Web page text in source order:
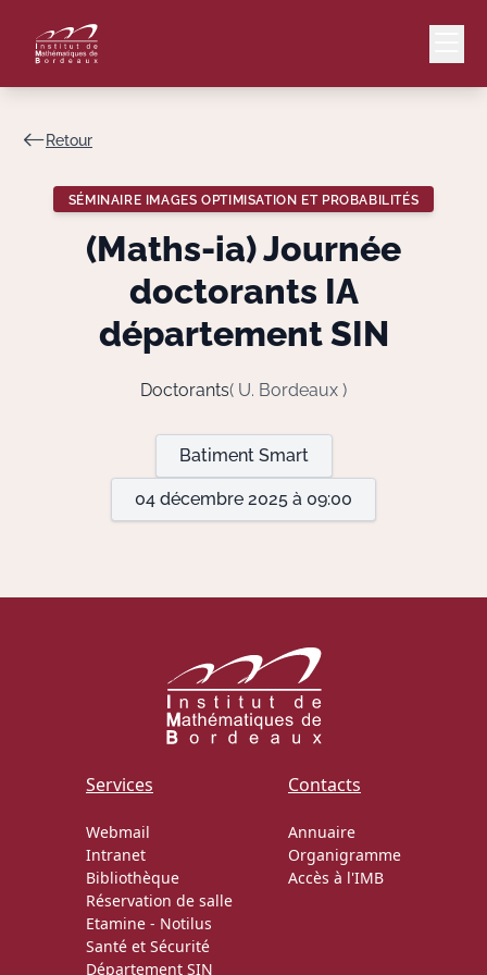
Lang
Valorisation
Retour
SÉMINAIRE IMAGES OPTIMISATION ET PROBABILITÉS
(Maths-ia) Journée
doctorants IA
département SIN
Doctorants( U. Bordeaux )
Batiment Smart
04 décembre 2025 à 09:00
Services
Webmail
Intranet
Bibliothèque
Réservation de salle
Etamine - Notilus
Santé et Sécurité
Département SIN
Contacts
Annuaire
Organigramme
Accès à l'IMB